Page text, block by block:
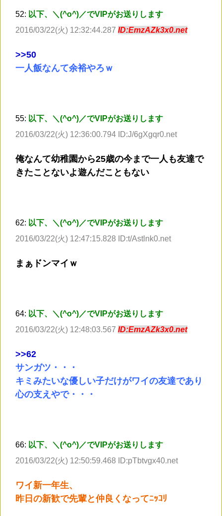
52: 以下、＼(^o^)／でVIPがお送りします
2016/03/22(火) 12:32:44.287 ID:EmzAZk3x0.net
>>50
一人飯なんて余裕やろｗ
55: 以下、＼(^o^)／でVIPがお送りします
2016/03/22(火) 12:36:00.794 ID:J/6gXgqr0.net
俺なんて幼稚園から25歳の今まで一人も友達で
きたことないよ遊んだこともない
62: 以下、＼(^o^)／でVIPがお送りします
2016/03/22(火) 12:47:15.828 ID:t/Astlnk0.net
まぁドンマイｗ
64: 以下、＼(^o^)／でVIPがお送りします
2016/03/22(火) 12:48:03.567 ID:EmzAZk3x0.net
>>62
サンガツ・・・
キミみたいな優しい子だけがワイの友達であり
心の支えやで・・・
66: 以下、＼(^o^)／でVIPがお送りします
2016/03/22(火) 12:50:59.468 ID:pTbtvgx40.net
ワイ新一年生、
昨日の新歓で先輩と仲良くなってﾆｯｺﾘ